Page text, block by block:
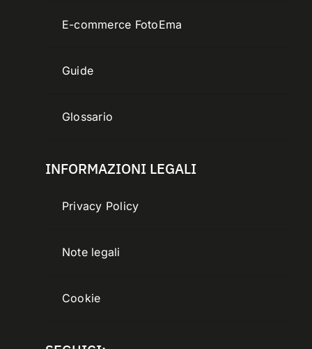
E-commerce FotoEma
Guide
Glossario
INFORMAZIONI LEGALI
Privacy Policy
Note legali
Cookie